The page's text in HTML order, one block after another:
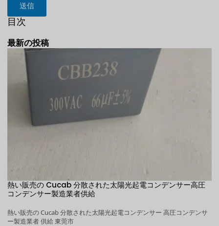
送信
目次
最新の投稿
熱い販売の Cucab 分散された太陽光起電コンデンサー高圧
コンデンサー製造業者供給
熱い販売の Cucab 分散された太陽光起電コンデンサー 高圧コンデンサ
ー製造業者 供給 東莞市